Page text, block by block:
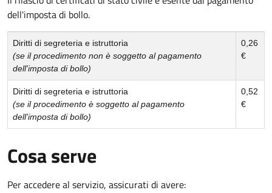
dell'imposta di bollo.
Diritti di segreteria e istruttoria
(se il procedimento non è soggetto al pagamento
dell'imposta di bollo)
0,26
€
Diritti di segreteria e istruttoria
(se il procedimento è soggetto al pagamento
dell'imposta di bollo)
0,52
€
Cosa serve
Per accedere al servizio, assicurati di avere: